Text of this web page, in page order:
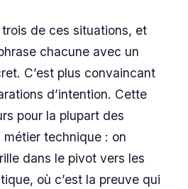
de ces situations, et
chacune avec un
C’est plus convaincant
d’intention. Cette
pour la plupart des
technique : on
dans le pivot vers les
où c’est la preuve qui